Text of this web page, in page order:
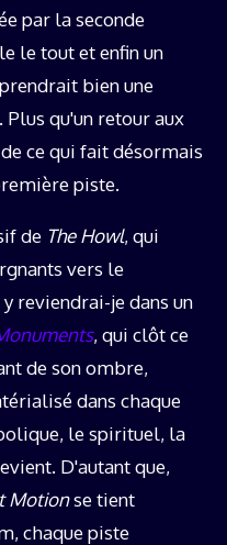
par la seconde
le tout et enfin un
bien une
qu'un retour aux
ce qui fait désormais
piste.
de The Howl, qui
vers le
reviendrai-je dans un
, qui clôt ce
de son ombre,
dans chaque
le spirituel, la
D'autant que,
Motionse tient
chaque piste